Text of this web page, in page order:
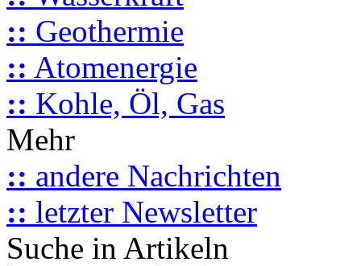
:: Geothermie
:: Atomenergie
:: Kohle, Öl, Gas
Mehr
:: andere Nachrichten
:: letzter Newsletter
Suche in Artikeln